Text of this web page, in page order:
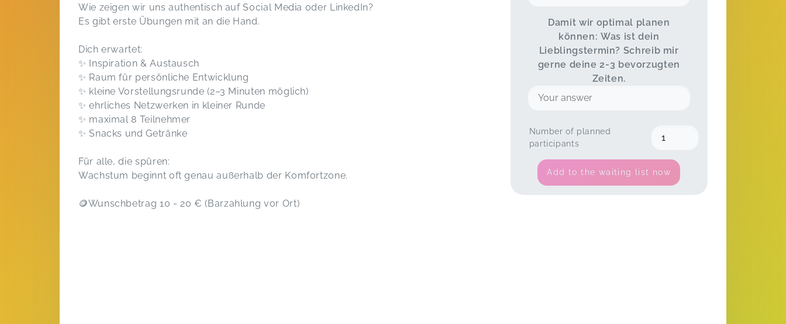
Wie zeigen wir uns authentisch auf Social Media oder LinkedIn?
Es gibt erste Übungen mit an die Hand.
Dich erwartet:
✨ Inspiration & Austausch
✨ Raum für persönliche Entwicklung
✨ kleine Vorstellungsrunde (2–3 Minuten möglich)
✨ ehrliches Netzwerken in kleiner Runde
✨ maximal 8 Teilnehmer
✨ Snacks und Getränke
Für alle, die spüren:
Wachstum beginnt oft genau außerhalb der Komfortzone.
🪙Wunschbetrag 10 - 20 € (Barzahlung vor Ort)
Damit wir optimal planen
können: Was ist dein
Lieblingstermin? Schreib mir
gerne deine 2-3 bevorzugten
Zeiten.
Number of planned
participants
Add to the waiting list now